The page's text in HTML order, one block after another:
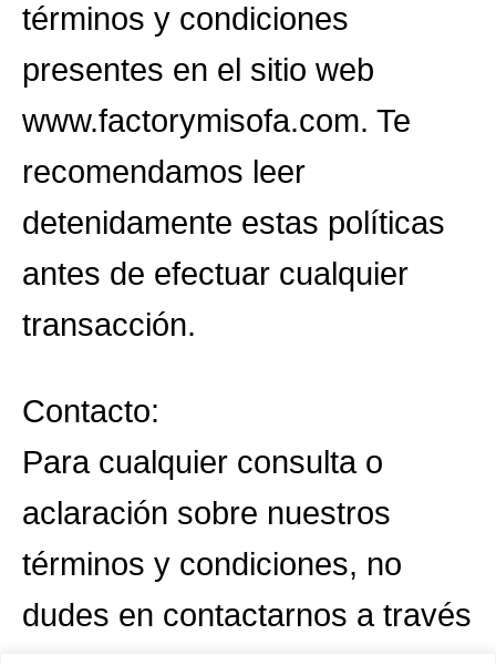
términos y condiciones
presentes en el sitio web
www.factorymisofa.com. Te
recomendamos leer
detenidamente estas políticas
antes de efectuar cualquier
transacción.
Contacto:
Para cualquier consulta o
aclaración sobre nuestros
términos y condiciones, no
dudes en contactarnos a través